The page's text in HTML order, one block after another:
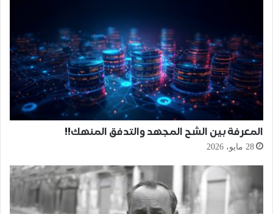
المعرفة بين الشح المجهد والتدفق المنهك!!
28 مايو، 2026